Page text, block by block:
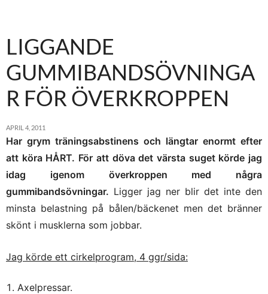
LIGGANDE
GUMMIBANDSÖVNINGA
R FÖR ÖVERKROPPEN
APRIL 4, 2011
Har grym träningsabstinens och längtar enormt efter
att köra HÅRT. För att döva det värsta suget körde jag
idag igenom överkroppen med några
gummibandsövningar. Ligger jag ner blir det inte den
minsta belastning på bålen/bäckenet men det bränner
skönt i musklerna som jobbar.
Jag körde ett cirkelprogram, 4 ggr/sida:
Axelpressar.